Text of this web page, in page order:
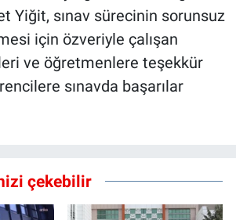
Yiğit, sınav sürecinin sorunsuz
için özveriyle çalışan
ve öğretmenlere teşekkür
sınavda başarılar
çekebilir